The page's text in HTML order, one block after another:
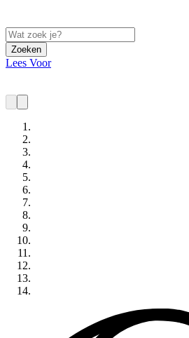
Zoeken
Lees Voor